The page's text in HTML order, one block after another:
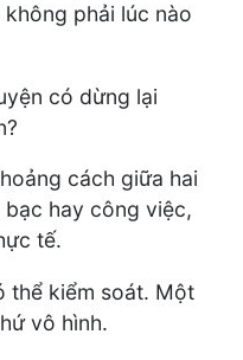
phải lúc nào
có dừng lại
cách giữa hai
hay công việc,
tế.
thể kiểm soát. Một
vô hình.